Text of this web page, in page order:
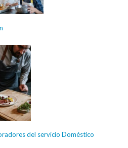
del servicio Doméstico